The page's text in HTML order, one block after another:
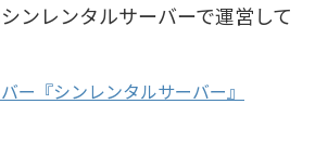
ンレンタルサーバーで運営して
ー『シンレンタルサーバー』